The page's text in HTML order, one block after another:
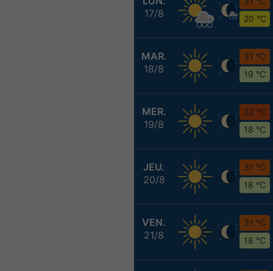
17/8
20 °C
MAR.
18/8
31 °C
19 °C
MER.
19/8
32 °C
18 °C
JEU.
20/8
31 °C
18 °C
VEN.
21/8
31 °C
18 °C